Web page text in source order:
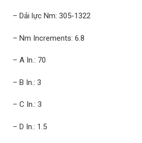
– Dải lực Nm: 305-1322
– Nm Increments: 6.8
– A In.: 70
– B In.: 3
– C In.: 3
– D In.: 1.5